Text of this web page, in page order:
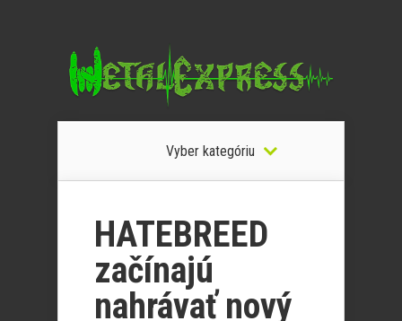
Vyber kategóriu
HATEBREED
začínajú
nahrávať nový